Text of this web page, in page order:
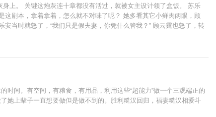
上。 关键这炮灰连十章都没有活过，就被女主设计领了盒饭。 苏乐
剧本，拿着拿着，怎么就不对味了呢？ 她多看其它小鲜肉两眼，顾
当时就怒了，“我们只是假夫妻，你凭什么管我？” 顾云霆也怒了，转
的求生崽，整得苏乐安郁闷不已。 都生了三个了，还不知足，气得
间。有空间，有粮食，有用品，利用这些“超能力”做一个三观端正的
她上辈子一直想要做但是做不到的。胜利糙汉回归，福妻糙汉相爱斗